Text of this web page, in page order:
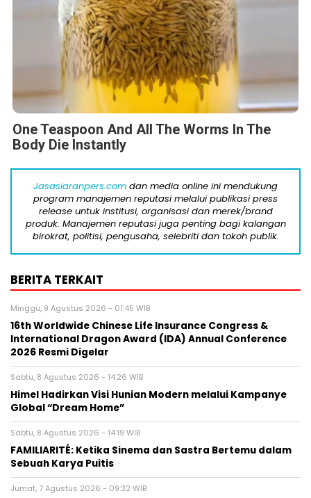
One Teaspoon And All The Worms In The
Body Die Instantly
Jasasiaranpers.com dan media online ini mendukung
program manajemen reputasi melalui publikasi press
release untuk institusi, organisasi dan merek/brand
produk. Manajemen reputasi juga penting bagi kalangan
birokrat, politisi, pengusaha, selebriti dan tokoh publik.
BERITA TERKAIT
Minggu, 9 Agustus 2026 - 01:45 WIB
16th Worldwide Chinese Life Insurance Congress &
International Dragon Award (IDA) Annual Conference
2026 Resmi Digelar
Sabtu, 8 Agustus 2026 - 14:26 WIB
Himel Hadirkan Visi Hunian Modern melalui Kampanye
Global “Dream Home”
Sabtu, 8 Agustus 2026 - 14:19 WIB
FAMILIARITÉ: Ketika Sinema dan Sastra Bertemu dalam
Sebuah Karya Puitis
Jumat, 7 Agustus 2026 - 09:32 WIB